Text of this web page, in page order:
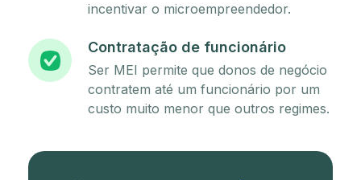
incentivar o microempreendedor.
Contratação de funcionário
Ser MEI permite que donos de negócio
contratem até um funcionário por um
custo muito menor que outros regimes.